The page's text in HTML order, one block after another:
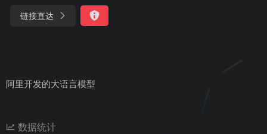
链接直达
阿里开发的大语言模型
数据统计